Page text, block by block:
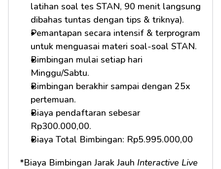
latihan soal tes STAN, 90 menit langsung
dibahas tuntas dengan tips & triknya).
Pemantapan secara intensif & terprogram
untuk menguasai materi soal-soal STAN.
Bimbingan mulai setiap hari
Minggu/Sabtu.
Bimbingan berakhir sampai dengan 25x
pertemuan.
Biaya pendaftaran sebesar
Rp300.000,00.
Biaya Total Bimbingan: Rp5.995.000,00
*Biaya Bimbingan Jarak Jauh Interactive Live